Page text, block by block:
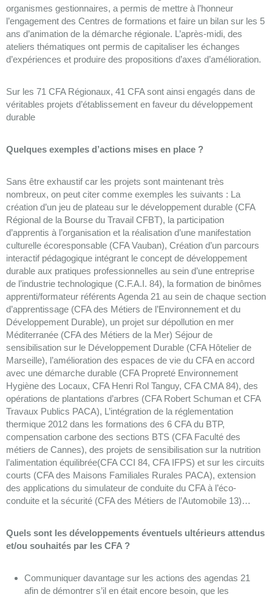
organismes gestionnaires, a permis de mettre à l’honneur
l’engagement des Centres de formations et faire un bilan sur les 5
ans d’animation de la démarche régionale. L’après-midi, des
ateliers thématiques ont permis de capitaliser les échanges
d’expériences et produire des propositions d’axes d’amélioration.
Sur les 71 CFA Régionaux, 41 CFA sont ainsi engagés dans de
véritables projets d’établissement en faveur du développement
durable
Quelques exemples d’actions mises en place ?
Sans être exhaustif car les projets sont maintenant très
nombreux, on peut citer comme exemples les suivants : La
création d’un jeu de plateau sur le développement durable (CFA
Régional de la Bourse du Travail CFBT), la participation
d’apprentis à l’organisation et la réalisation d’une manifestation
culturelle écoresponsable (CFA Vauban), Création d’un parcours
interactif pédagogique intégrant le concept de développement
durable aux pratiques professionnelles au sein d’une entreprise
de l’industrie technologique (C.F.A.I. 84), la formation de binômes
apprenti/formateur référents Agenda 21 au sein de chaque section
d’apprentissage (CFA des Métiers de l’Environnement et du
Développement Durable), un projet sur dépollution en mer
Méditerranée (CFA des Métiers de la Mer) Séjour de
sensibilisation sur le Développement Durable (CFA Hôtelier de
Marseille), l’amélioration des espaces de vie du CFA en accord
avec une démarche durable (CFA Propreté Environnement
Hygiène des Locaux, CFA Henri Rol Tanguy, CFA CMA 84), des
opérations de plantations d’arbres (CFA Robert Schuman et CFA
Travaux Publics PACA), L’intégration de la réglementation
thermique 2012 dans les formations des 6 CFA du BTP,
compensation carbone des sections BTS (CFA Faculté des
métiers de Cannes), des projets de sensibilisation sur la nutrition
l’alimentation équilibrée(CFA CCI 84, CFA IFPS) et sur les circuits
courts (CFA des Maisons Familiales Rurales PACA), extension
des applications du simulateur de conduite du CFA à l’éco-
conduite et la sécurité (CFA des Métiers de l’Automobile 13)…
Quels sont les développements éventuels ultérieurs attendus
et/ou souhaités par les CFA ?
Communiquer davantage sur les actions des agendas 21
afin de démontrer s’il en était encore besoin, que les